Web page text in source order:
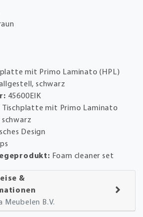
mit Primo Laminato (HPL)
schwarz
45600EIK
Tischplatte mit Primo Laminato
Design
Foam cleaner set
&
Meubelen B.V.